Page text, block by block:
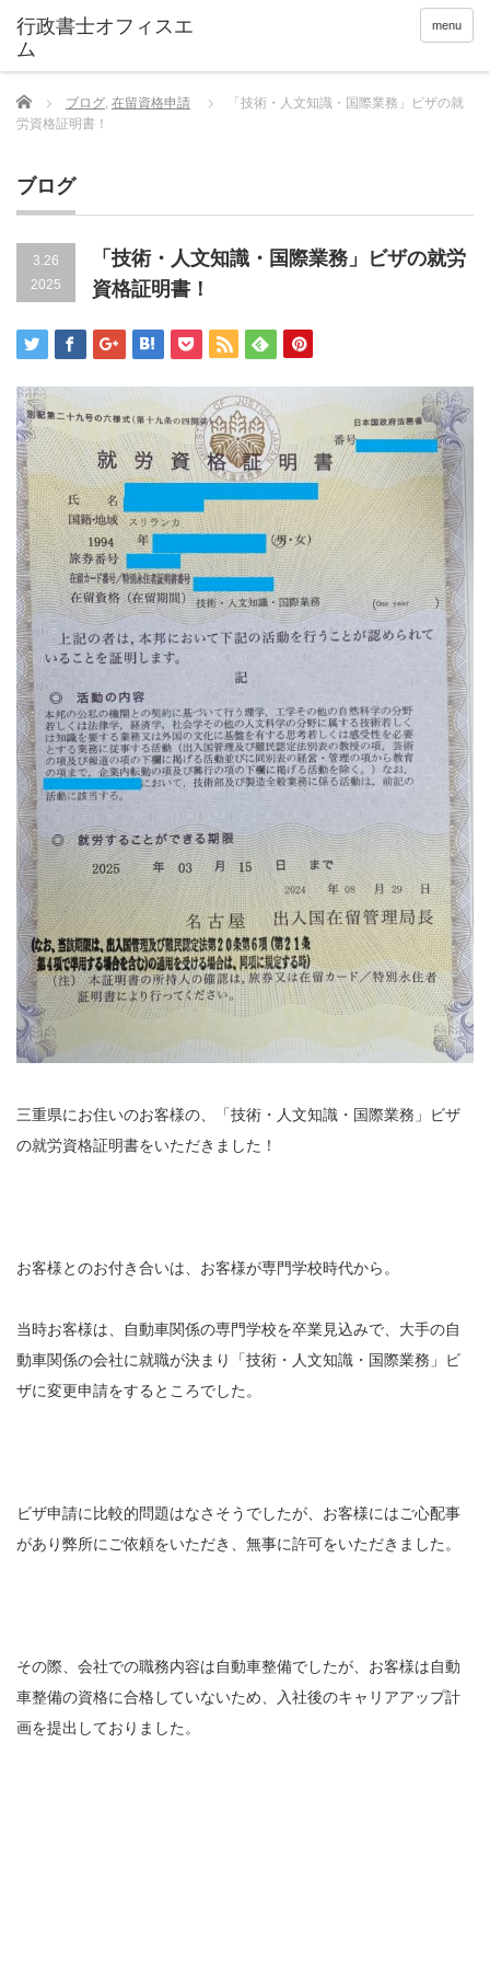
menu
Home ブログ, 在留資格申請
「技術・人文知識・国際業務」ビザの就
労資格証明書！
ブログ
3.26
2025
「技術・人文知識・国際業務」ビザの就労
資格証明書！
三重県にお住いのお客様の、「技術・人文知識・国際業務」ビザ
の就労資格証明書をいただきました！
お客様とのお付き合いは、お客様が専門学校時代から。
当時お客様は、自動車関係の専門学校を卒業見込みで、大手の自
動車関係の会社に就職が決まり「技術・人文知識・国際業務」ビ
ザに変更申請をするところでした。
ビザ申請に比較的問題はなさそうでしたが、お客様にはご心配事
があり弊所にご依頼をいただき、無事に許可をいただきました。
その際、会社での職務内容は自動車整備でしたが、お客様は自動
車整備の資格に合格していないため、入社後のキャリアアップ計
画を提出しておりました。